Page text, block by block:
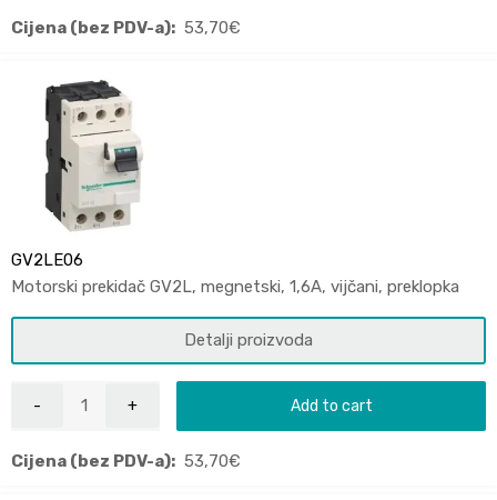
Cijena (bez PDV-a): 53,70€
GV2LE06
Motorski prekidač GV2L, megnetski, 1,6A, vijčani, preklopka
Detalji proizvoda
Add to cart
Cijena (bez PDV-a): 53,70€